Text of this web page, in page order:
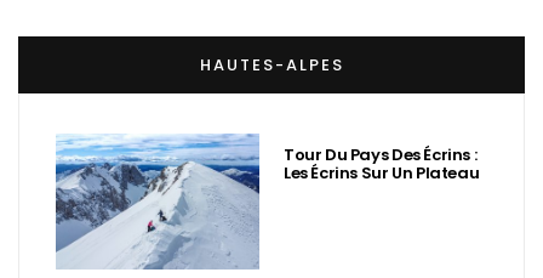
HAUTES-ALPES
Tour Du Pays Des Écrins :
Les Écrins Sur Un Plateau